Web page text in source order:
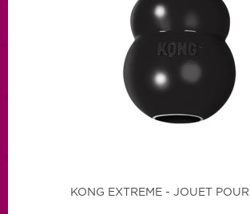
KONG EXTREME - JOUET